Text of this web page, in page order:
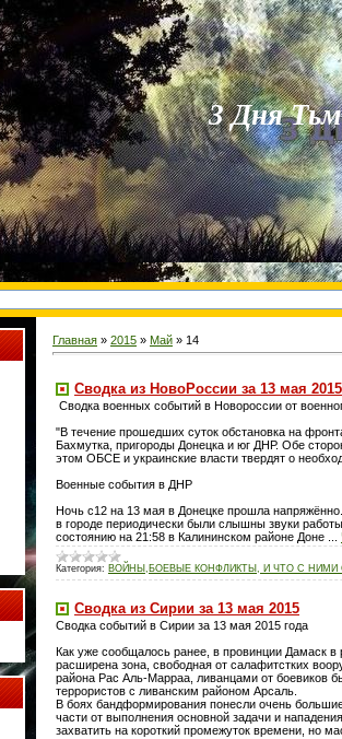
3 Дня
Главная » 2015 » Май » 14
Сводка из НовоРоссии за 13 мая 2015
Сводка военных событий в Новороссии от
"В течение прошедших суток обстановка на
Бахмутка, пригороды Донецка и юг ДНР. Обе
этом ОБСЕ и украинские власти твердят о
Военные события в ДНР
Ночь с12 на 13 мая в Донецке прошла
в городе периодически были слышны звуки
состоянию на 21:58 в Калининском районе Доне
Категория: ВОЙНЫ,БОЕВЫЕ КОНФЛИКТЫ, И ЧТО С НИМИ
Сводка из Сирии за 13 мая 2015
Сводка событий в Сирии за 13 мая 2015 года
Как уже сообщалось ранее, в провинции Дамаск
расширена зона, свободная от салафитстких
района Рас Аль-Марраа, ливанцами от боевиков
террористов с ливанским районом Арсаль.
В боях бандформирования понесли очень
части от выполнения основной задачи и
захватить на короткий промежуток времени, но